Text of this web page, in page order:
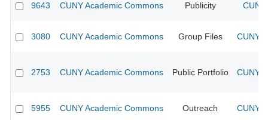
9643 CUNY Academic Commons Publicity
3080 CUNY Academic Commons Group Files CUNY
2753 CUNY Academic Commons Public Portfolio CUNY
5955 CUNY Academic Commons Outreach CUNY